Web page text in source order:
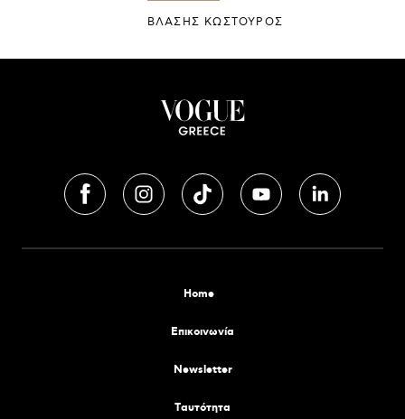
ΒΛΑΣΗΣ ΚΩΣΤΟΥΡΟΣ
Home
Επικοινωνία
Newsletter
Tαυτότητα